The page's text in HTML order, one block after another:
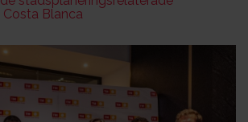
Blanca